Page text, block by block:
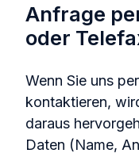
Anfrage
oder
Wenn Sie uns
kontaktieren,
daraus
Daten (Name,